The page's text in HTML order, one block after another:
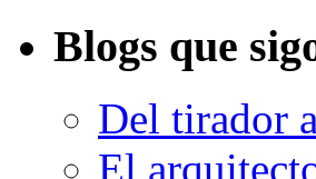
Blogs que
Del tirador
El